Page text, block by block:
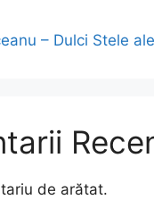
– Dulci Stele
de arătat.